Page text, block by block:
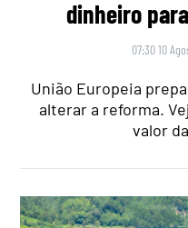
dinheiro
07:30 10
União Europeia
alterar a reforma.
valor